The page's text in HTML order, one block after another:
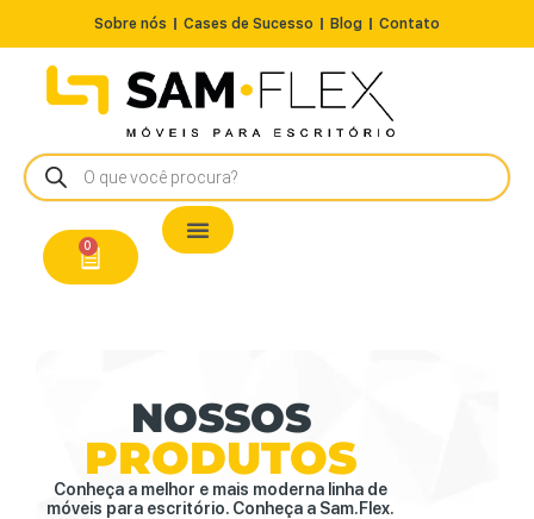
Sobre nós Cases de Sucesso Blog Contato
0
NOSSOS
PRODUTOS
Conheça a melhor e mais moderna linha de
móveis para escritório. Conheça a Sam.Flex.